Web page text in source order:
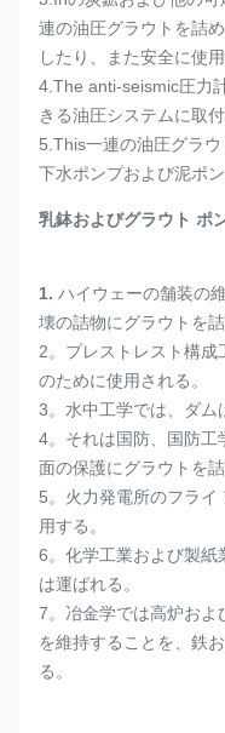
連の油圧グラウトを詰
したり、また安全に使
4.The anti-seismic圧力
きる油圧システムに取
5.This一連の油圧グラウ
下水ポンプおよび泥ポ
乳鉢およびグラウト ポ
1. ハイウェーの舗装の
壊の詰物にグラウトを
2。プレストレスト構
のために使用される。
3。水中工学では、ダム
4。それは国防、国防工
面の保護にグラウトを
5。火力発電所のフラ
用する。
6。化学工業および製紙
は運ばれる。
7。冶金学では高炉およ
を維持することを、鉄
る。